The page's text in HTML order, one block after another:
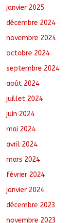
janvier 2025
décembre 2024
novembre 2024
octobre 2024
septembre 2024
août 2024
juillet 2024
juin 2024
mai 2024
avril 2024
mars 2024
février 2024
janvier 2024
décembre 2023
novembre 2023